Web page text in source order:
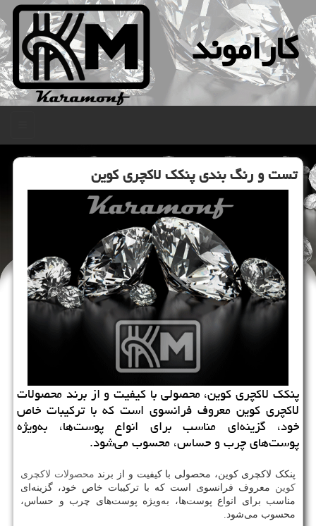
كاراموند
تست و رنگ بندی پنکک لاکچری کوین
پنکک لاکچری کوین، محصولی با کیفیت و از برند محصولات
لاکچری کوین معروف فرانسوی است که با ترکیبات خاص
خود، گزینه‌ای مناسب برای انواع پوست‌ها، به‌ویژه
پوست‌های چرب و حساس، محسوب می‌شود.
پنکک لاکچری کوین، محصولی با کیفیت و از برند محصولات لاکچری
کوین معروف فرانسوی است که با ترکیبات خاص خود، گزینه‌ای
مناسب برای انواع پوست‌ها، به‌ویژه پوست‌های چرب و حساس،
محسوب می‌شود.